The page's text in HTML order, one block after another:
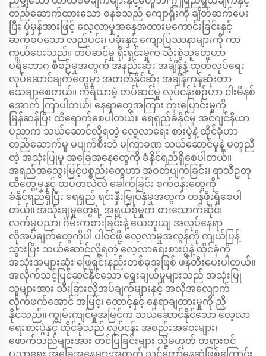
တည်ဆောက်ထားသော စနစ်သည် ကျောရိုးကို ချိတ်ဆက်ပေး
ပြီး ပုံမှန်အားဖြင့် လေ့လာမှုအနေအထားမကောင်းခြင်းနှင့်
ဆက်စပ်သော လည်ပင်း၊ ပခုံးနှင့် ကျောပြဿနာများကို ကာ
ကွယ်ပေးသည်။ တပ်ဆင်မှု ရိုးရှင်းမှုက သုံးစွဲသူတွေဟာ
ပရိဘောဂ စီစဉ်မှုအတွက် အနည်းဆုံး အချိန်နဲ့ ထုတ်လုပ်ရေး
လုပ်ဆောင်ချက်တွေမှာ အတတ်နိုင်ဆုံး အချိန်ကုန်ဆုံးတာ
သေချာစေတယ်။ ကိရိယာမဲ့ တပ်ဆင်မှု လုပ်ငန်းစဉ်ဟာ ငါးမိနစ်
အောက် ကြာပါတယ်၊ နေရာတွေအကြား ကူးပြောင်းမှုကို
မြန်ဆန်ပြီး ထိရောက်စေပါတယ်။ ရေရှည်ခံနိုင်မှု အင်ဂျင်နီယာ
ပညာက သယ်ဆောင်လို့ရတဲ့ လေ့လာရေး စားပွဲနဲ့ ထိုင်ခုံဟာ
တည်ဆောက်မှု မပျက်စီးဘဲ မကြာခဏ သယ်ဆောင်မှုနဲ့ မတူညီ
တဲ့ အသုံးပြုမှု အခြေအနေတွေကို ခံနိုင်ရည်ရှိစေပါတယ်။
အရည်အသွေးမြင့်ပစ္စည်းတွေဟာ အဝတ်ပျက်ခြင်း၊ ရာသီဥတု
ထိတွေ့မှုနှင့် ထပ်တလဲလဲ ခေါက်ခြင်း စက်ဝန်းတွေကို
ခံနိုင်ရည်ရှိပြီး ရေရှည် ရင်းနှီးမြှုပ်နှံမှုအတွက် တန်ဖိုးရှိစေပါ
တယ်။ အသုံးချမှုတွေရဲ့ အရွယ်စုံမှုက စားသောက်ဆိုင်၊
လက်မှုပညာ၊ ဂိမ်းကစားခြင်းနဲ့ ယေဘုယျ အလုပ်နေရာ
လိုအပ်ချက်တွေကိုပါ ပါဝင်ဖို့ လေ့လာမှုအလွန်ကို ကျယ်ပြန့်
သွားပြီး သယ်ဆောင်လို့ရတဲ့ လေ့လာရေးစားပွဲနဲ့ ထိုင်ခုံကို
အသုံးအများဆုံး ဖြေရှင်းနည်းတစ်ခုအဖြစ် ဖန်တီးပေးပါတယ်။
အလိုက်သင့်ပြင်ဆင်နိုင်သော ရွေးချယ်မှုများသည် အသုံးပြု
သူများအား သီးခြားလိုအပ်ချက်များနှင့် အလိုအလျောက်
လိုက်ဖက်အောင် အမြင့်၊ ထောင့်နှင့် နေရာချထားမှုကို ညှိ
နိုင်သည်။ ကျွမ်းကျင်မှုအမြင်က သယ်ဆောင်နိုင်သော လေ့လာ
ရေးစားပွဲနှင့် ထိုင်ခုံသည် လုပ်ငန်း အစည်းအဝေးများ၊
ဖောက်သည်များအား တင်ပြခြင်းများ သို့မဟုတ် တရားဝင်